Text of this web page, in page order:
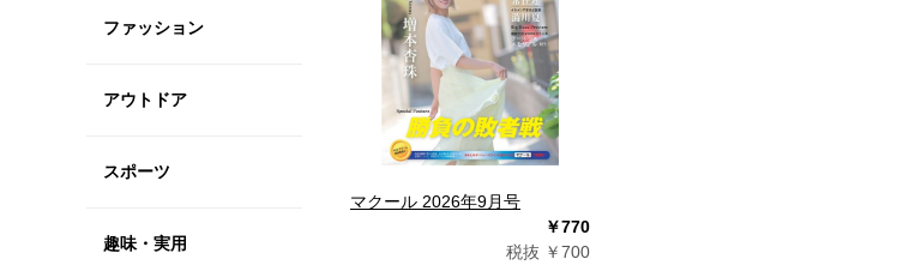
ファッション
アウトドア
スポーツ
趣味・実用
マクール 2026年9月号
￥770
税抜 ￥700